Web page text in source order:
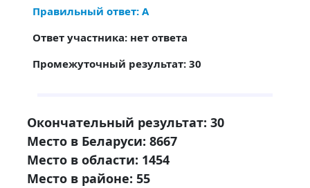
Правильный ответ: А
Ответ участника: нет ответа
Промежуточный результат: 30
Окончательный результат: 30
Место в Беларуси: 8667
Место в области: 1454
Место в районе: 55